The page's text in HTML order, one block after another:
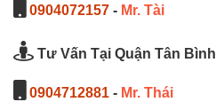
0904072157 - Mr. Tài
Tư Vấn Tại Quận Tân Bình
0904712881 - Mr. Thái